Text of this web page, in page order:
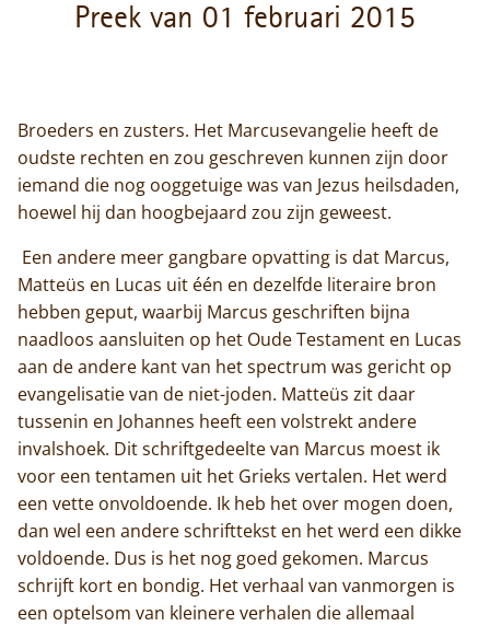
Preek van 01 februari 2015
Broeders en zusters. Het Marcusevangelie heeft de
oudste rechten en zou geschreven kunnen zijn door
iemand die nog ooggetuige was van Jezus heilsdaden,
hoewel hij dan hoogbejaard zou zijn geweest.
Een andere meer gangbare opvatting is dat Marcus,
Matteüs en Lucas uit één en dezelfde literaire bron
hebben geput, waarbij Marcus geschriften bijna
naadloos aansluiten op het Oude Testament en Lucas
aan de andere kant van het spectrum was gericht op
evangelisatie van de niet-joden. Matteüs zit daar
tussenin en Johannes heeft een volstrekt andere
invalshoek. Dit schriftgedeelte van Marcus moest ik
voor een tentamen uit het Grieks vertalen. Het werd
een vette onvoldoende. Ik heb het over mogen doen,
dan wel een andere schrifttekst en het werd een dikke
voldoende. Dus is het nog goed gekomen. Marcus
schrijft kort en bondig. Het verhaal van vanmorgen is
een optelsom van kleinere verhalen die allemaal